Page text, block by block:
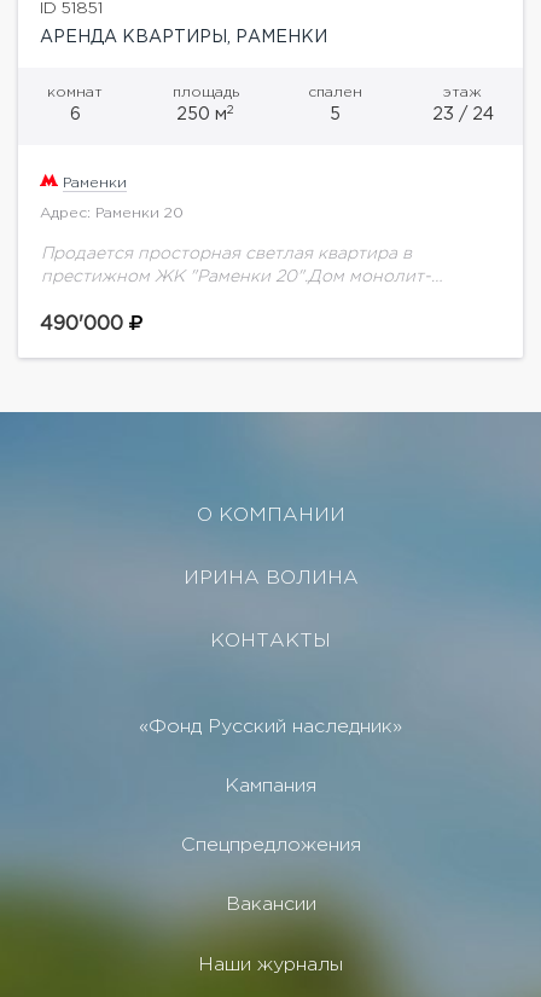
ID 51851
АРЕНДА КВАРТИРЫ, РАМЕНКИ
комнат
6
площадь
250 м2
спален
5
этаж
23 / 24
Раменки
Адрес: Раменки 20
Продается просторная светлая квартира в
престижном ЖК "Раменки 20".Дом монолит-
Москвы. Огороженная территория,
490'000
О КОМПАНИИ
ИРИНА ВОЛИНА
КОНТАКТЫ
«Фонд Русский наследник»
Кампания
Спецпредложения
Вакансии
Наши журналы